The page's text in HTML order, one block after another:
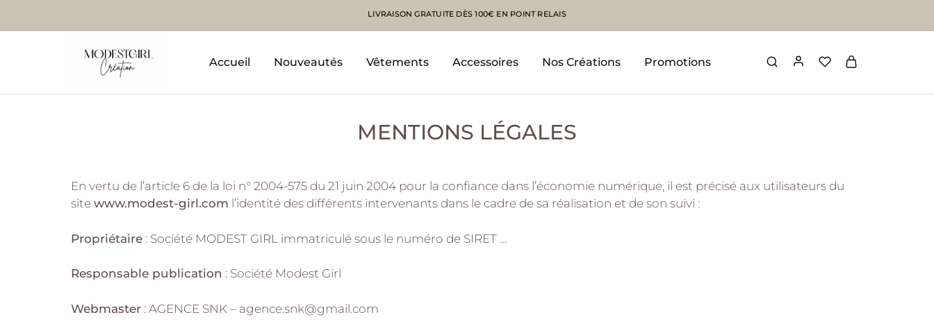
LIVRAISON GRATUITE DÈS 100€ EN POINT RELAIS
Modest
Boutique
Accueil Nouveautés Vêtements Accessoires Nos Créations Promotions
MENTIONS LÉGALES
En vertu de l’article 6 de la loi n° 2004-575 du 21 juin 2004 pour la confiance dans l’économie numérique, il est précisé aux utilisateurs du
site www.modest-girl.com l’identité des différents intervenants dans le cadre de sa réalisation et de son suivi :
Propriétaire : Société MODEST GIRL immatriculé sous le numéro de SIRET …
Responsable publication : Société Modest Girl
Webmaster : AGENCE SNK – agence.snk@gmail.com